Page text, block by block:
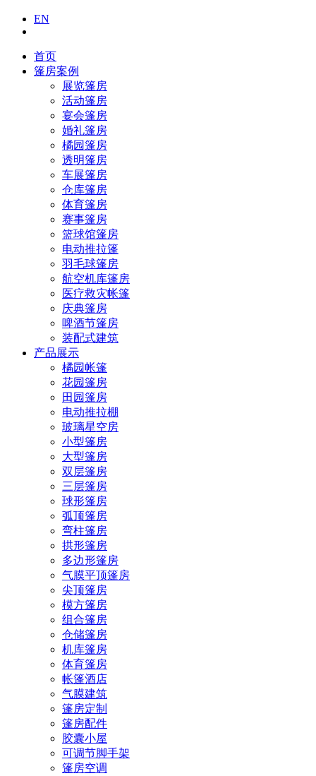
EN
首页
篷房案例
展览篷房
活动篷房
宴会篷房
婚礼篷房
橘园篷房
透明篷房
车展篷房
仓库篷房
体育篷房
赛事篷房
篮球馆篷房
电动推拉篷
羽毛球篷房
航空机库篷房
医疗救灾帐篷
庆典篷房
啤酒节篷房
装配式建筑
产品展示
橘园帐篷
花园篷房
田园篷房
电动推拉棚
玻璃星空房
小型篷房
大型篷房
双层篷房
三层篷房
球形篷房
弧顶篷房
弯柱篷房
拱形篷房
多边形篷房
气膜平顶篷房
尖顶篷房
模方篷房
组合篷房
仓储篷房
机库篷房
体育篷房
帐篷酒店
气膜建筑
篷房定制
篷房配件
胶囊小屋
可调节脚手架
篷房空调